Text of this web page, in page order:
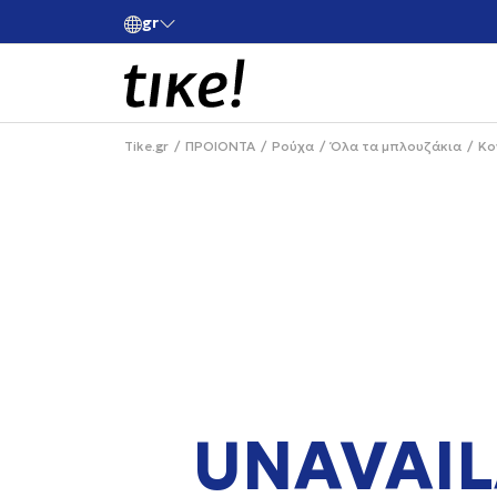
grΚάνε εγγραφή και κέρδισε -10% στην πρώτη σου
Tike.gr ΠΡΟΙΟΝΤΑ Ρούχα Όλα τα μπλουζάκια